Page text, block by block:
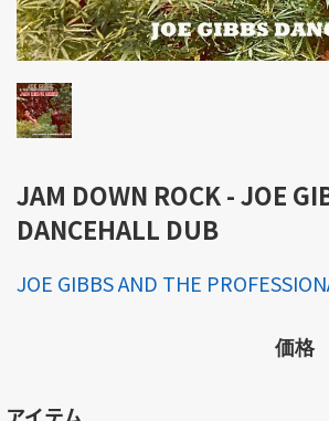
JAM DOWN ROCK - JOE
DANCEHALL DUB
JOE GIBBS AND THE